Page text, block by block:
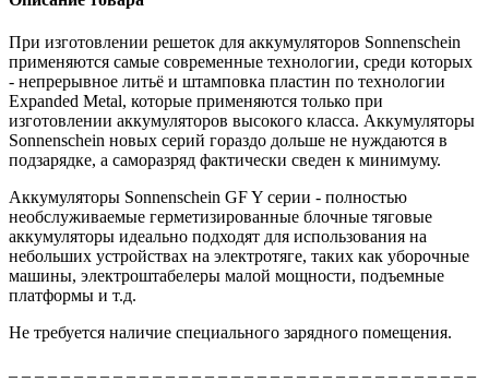
При изготовлении решеток для аккумуляторов Sonnenschein
применяются самые современные технологии, среди которых
- непрерывное литьё и штамповка пластин по технологии
Expanded Metal, которые применяются только при
изготовлении аккумуляторов высокого класса. Аккумуляторы
Sonnenschein новых серий гораздо дольше не нуждаются в
подзарядке, а саморазряд фактически сведен к минимуму.
Аккумуляторы Sonnenschein GF Y серии - полностью
необслуживаемые герметизированные блочные тяговые
аккумуляторы идеально подходят для использования на
небольших устройствах на электротяге, таких как уборочные
машины, электроштабелеры малой мощности, подъемные
платформы и т.д.
Не требуется наличие специального зарядного помещения.